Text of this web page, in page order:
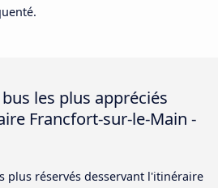
les plus appréciés
Francfort-sur-le-Main -
plus réservés desservant l'itinéraire